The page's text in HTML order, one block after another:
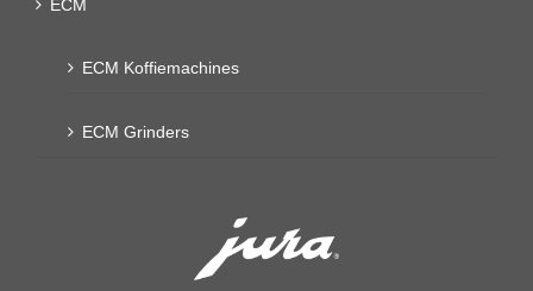
ECM
ECM Koffiemachines
ECM Grinders